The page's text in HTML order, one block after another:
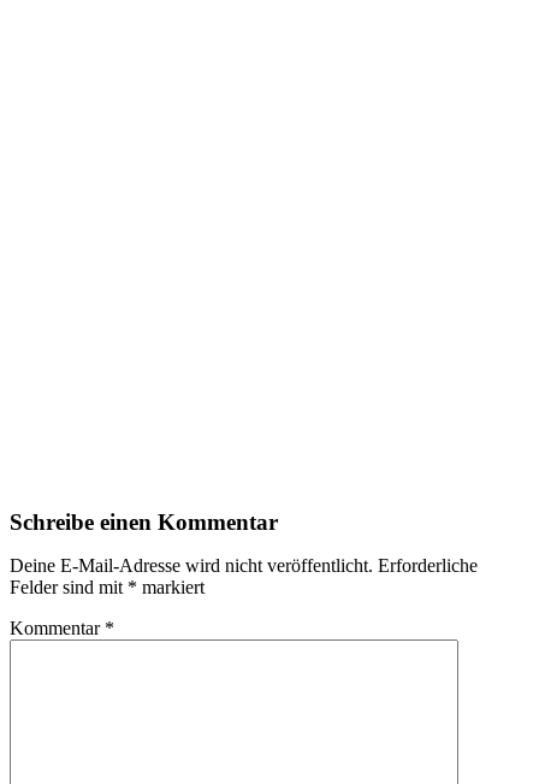
Schreibe einen Kommentar
Deine E-Mail-Adresse wird nicht veröffentlicht. Erforderliche
Felder sind mit * markiert
Kommentar *